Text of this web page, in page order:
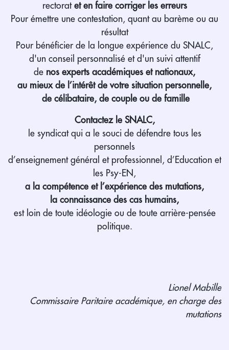
rectorat et en faire corriger les erreurs
Pour émettre une contestation, quant au barème ou au
résultat
Pour bénéficier de la longue expérience du SNALC,
d'un conseil personnalisé et d'un suivi attentif
de nos experts académiques et nationaux,
au mieux de l’intérêt de votre situation personnelle,
de célibataire, de couple ou de famille
Contactez le SNALC,
le syndicat qui a le souci de défendre tous les
personnels
d’enseignement général et professionnel, d’Education et
les Psy-EN,
a la compétence et l’expérience des mutations,
la connaissance des cas humains,
est loin de toute idéologie ou de toute arrière-pensée
politique.
Lionel Mabille
Commissaire Paritaire académique, en charge des
mutations